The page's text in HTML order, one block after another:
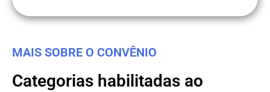
MAIS SOBRE O CONVÊNIO
Categorias habilitadas ao